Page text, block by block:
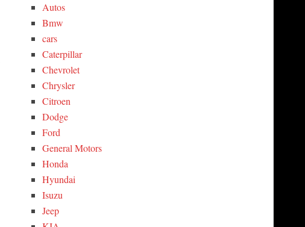
Autos
Bmw
cars
Caterpillar
Chevrolet
Chrysler
Citroen
Dodge
Ford
General Motors
Honda
Hyundai
Isuzu
Jeep